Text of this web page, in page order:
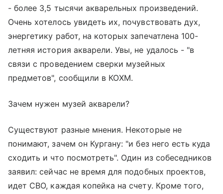
- более 3,5 тысячи акварельных произведений.
Очень хотелось увидеть их, почувствовать дух,
энергетику работ, на которых запечатлена 100-
летняя история акварели. Увы, не удалось - "в
связи с проведением сверки музейных
предметов", сообщили в КОХМ.
Зачем нужен музей акварели?
Существуют разные мнения. Некоторые не
понимают, зачем он Кургану: "и без него есть куда
сходить и что посмотреть". Один из собеседников
заявил: сейчас не время для подобных проектов,
идет СВО, каждая копейка на счету. Кроме того,